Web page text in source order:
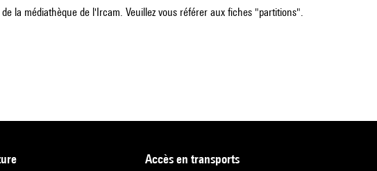
la médiathèque de l'Ircam. Veuillez vous référer aux fiches "partitions".
accès en transports